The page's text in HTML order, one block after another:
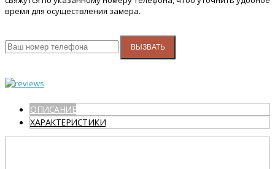
время для осуществления замера.
ВЫЗВАТЬ
ОПИСАНИЕ
ХАРАКТЕРИСТИКИ